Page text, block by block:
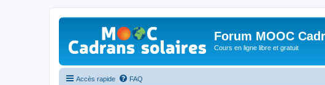
Forum MOOC
Cours en ligne libre et gratuit
Accès rapide FAQ